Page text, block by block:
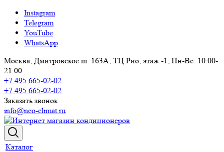
Instagram
Telegram
YouTube
WhatsApp
Москва, Дмитровское ш. 163А, ТЦ Рио, этаж -1; Пн-Вс: 10:00-
21:00
+7 495 665-02-02
+7 495 665-02-02
Заказать звонок
info@neo-climat.ru
Каталог